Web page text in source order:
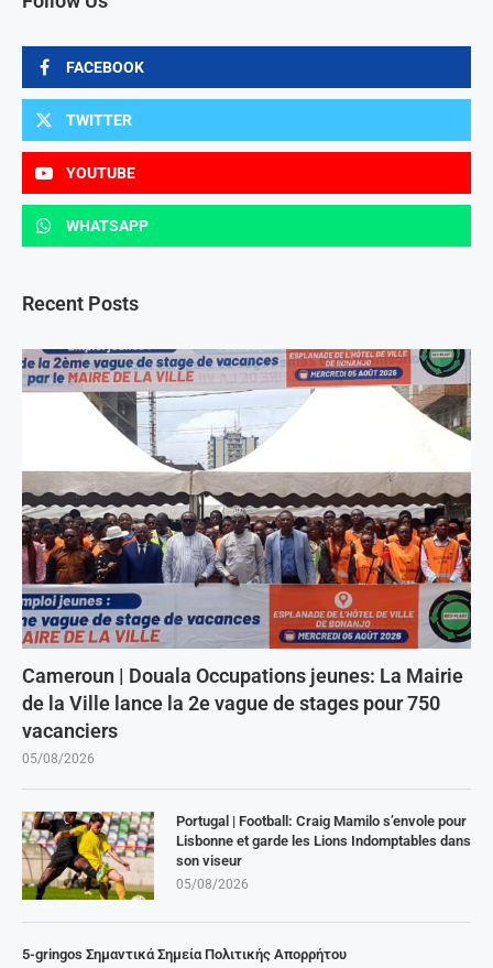
FACEBOOK
TWITTER
YOUTUBE
WHATSAPP
Recent Posts
Cameroun | Douala Occupations jeunes: La Mairie
de la Ville lance la 2e vague de stages pour 750
vacanciers
05/08/2026
Portugal | Football: Craig Mamilo s’envole pour
Lisbonne et garde les Lions Indomptables dans
son viseur
05/08/2026
5-gringos Σημαντικά Σημεία Πολιτικής Απορρήτου